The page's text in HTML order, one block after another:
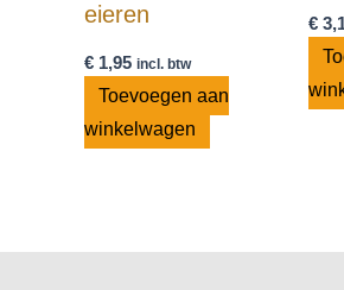
eieren
€ 1,95 incl. btw
Toevoegen aan
winkelwagen
€